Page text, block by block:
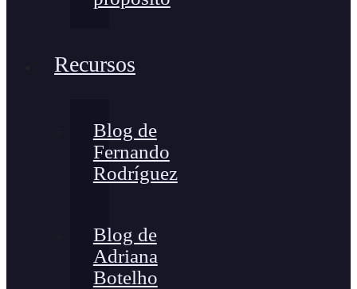
Recursos
Blog de
Fernando
Rodríguez
Blog de
Adriana
Botelho